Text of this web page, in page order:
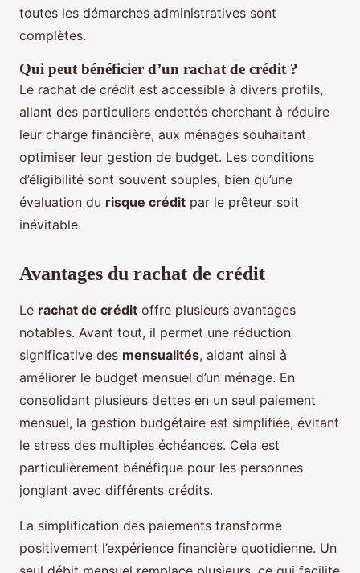
toutes les démarches administratives sont
complètes.
Qui peut bénéficier d’un rachat de crédit ?
Le rachat de crédit est accessible à divers profils,
allant des particuliers endettés cherchant à réduire
leur charge financière, aux ménages souhaitant
optimiser leur gestion de budget. Les conditions
d’éligibilité sont souvent souples, bien qu’une
évaluation du risque crédit par le prêteur soit
inévitable.
Avantages du rachat de crédit
Le rachat de crédit offre plusieurs avantages
notables. Avant tout, il permet une réduction
significative des mensualités, aidant ainsi à
améliorer le budget mensuel d’un ménage. En
consolidant plusieurs dettes en un seul paiement
mensuel, la gestion budgétaire est simplifiée, évitant
le stress des multiples échéances. Cela est
particulièrement bénéfique pour les personnes
jonglant avec différents crédits.
La simplification des paiements transforme
positivement l’expérience financière quotidienne. Un